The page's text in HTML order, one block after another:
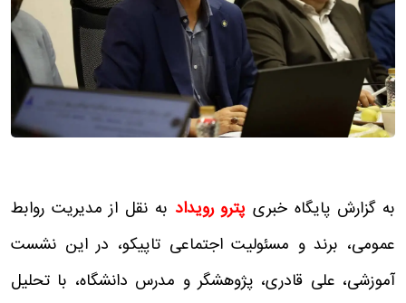
به گزارش پایگاه خبری پترو رویداد به نقل از مدیریت روابط
عمومی، برند و مسئولیت اجتماعی تاپیکو، در این نشست
آموزشی، علی قادری، پژوهشگر و مدرس دانشگاه، با تحلیل